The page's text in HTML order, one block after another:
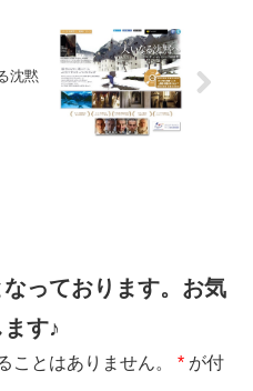
沈黙
っております。お気
す♪
ことはありません。 * が付